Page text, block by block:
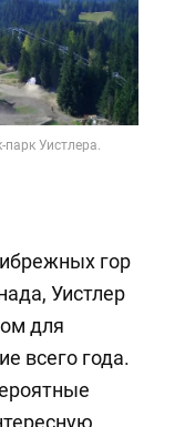
Уистлера.
гор
Уистлер
для
всего года.